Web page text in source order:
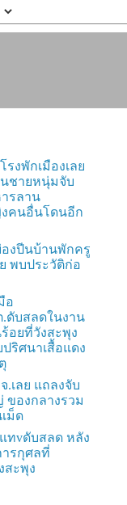
รงพักเมืองเลย
นชายหนุ่มจับ
รลาน
คนอื่นโดนอีก
งปีนบ้านพักครู
พบประวัติก่อ
อ
ดับสลดในงาน
อยที่วังสะพุง
ริศนาเสื้อแดง
.เลย แถลงจับ
ของกลางรวม
ม็ด
ทvดับสลด หลัง
ารกุศลที่
สะพุง